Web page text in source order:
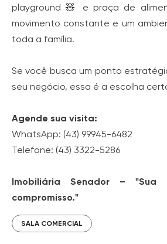
playground 🧸 e praça de
movimento constante e um
toda a família.
Se você busca um ponto
seu negócio, essa é a escolha
Agende sua visita:
WhatsApp: (43) 99945-6482
Telefone: (43) 3322-5286
Imobiliária Senador – "Sua
compromisso."
SALA COMERCIAL